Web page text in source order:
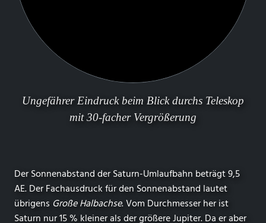
Ungefährer Eindruck beim Blick durchs Teleskop
mit 30-facher Vergrößerung
Der Sonnenabstand der Saturn-Umlaufbahn beträgt 9,5
AE. Der Fachausdruck für den Sonnenabstand lautet
übrigens Große Halbachse. Vom Durchmesser her ist
Saturn nur 15 % kleiner als der größere Jupiter. Da er aber